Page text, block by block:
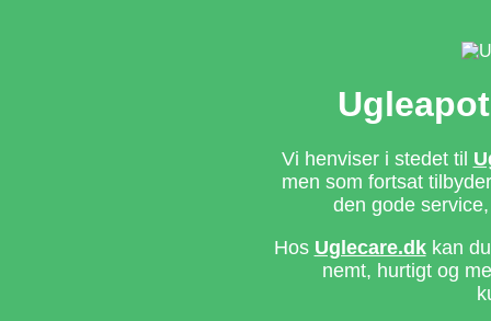
Vi henviser i stedet til
men som fortsat
den gode
Hos Uglecare.dkkan du
nemt, hurtigt og